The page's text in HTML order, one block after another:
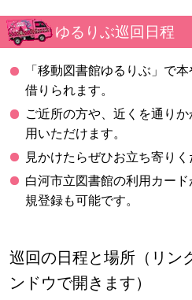
ゆるりぶ巡回日程
「移動図書館ゆるりぶ」で
借りられます。
ご近所の方や、近くを通りか
用いただけます。
見かけたらぜひお立ち寄りく
白河市立図書館の利用カー
規登録も可能です。
巡回の日程と場所（リン
ンドウで開きます）